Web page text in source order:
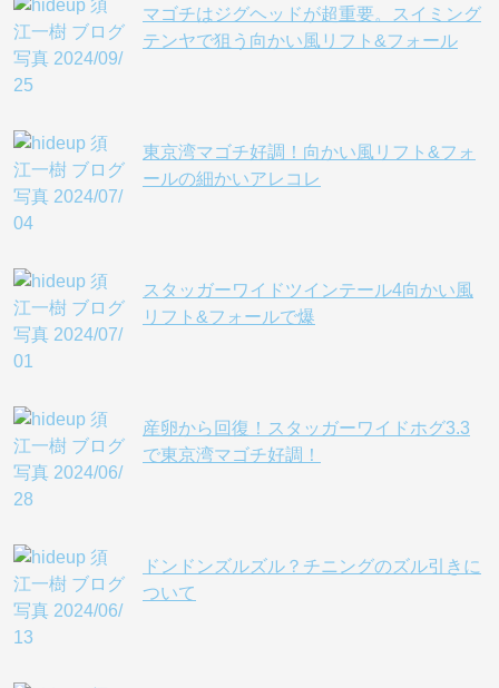
マゴチはジグヘッドが超重要。スイミング
テンヤで狙う向かい風リフト&フォール
東京湾マゴチ好調！向かい風リフト&フォ
ールの細かいアレコレ
スタッガーワイドツインテール4向かい風
リフト&フォールで爆
産卵から回復！スタッガーワイドホグ3.3
で東京湾マゴチ好調！
ドンドンズルズル？チニングのズル引きに
ついて